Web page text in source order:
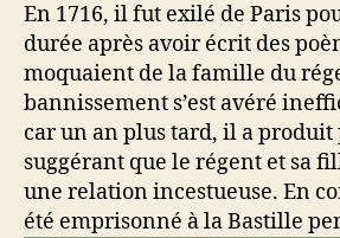
En 1716, il fut exilé de Paris
durée après avoir écrit des
moquaient de la famille du
bannissement s’est avéré
car un an plus tard, il a produit
suggérant que le régent et sa
une relation incestueuse. En
été emprisonné à la Bastille